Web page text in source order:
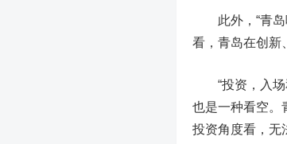
此外，“青岛
看，青岛在创新
“投资，入场
也是一种看空。
投资角度看，无